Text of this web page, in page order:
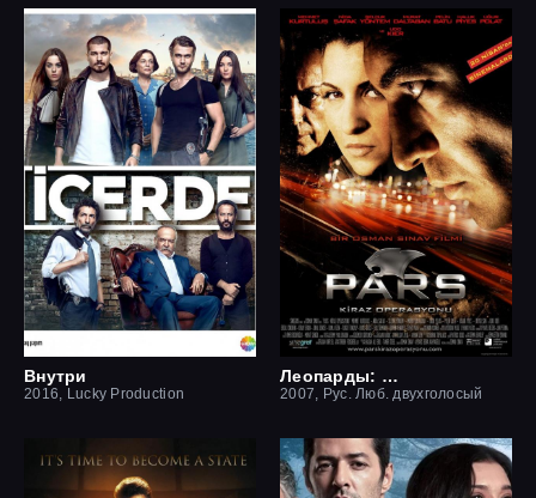
Внутри
2016, Lucky Production
Леопарды: Операция вишня
2007, Рус. Люб. двухголосый